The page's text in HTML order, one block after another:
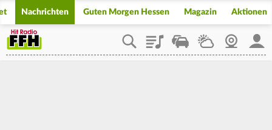
Nachrichten Guten Morgen Hessen Magazin Aktionen
PlaylistStaupilotWetterWebcam